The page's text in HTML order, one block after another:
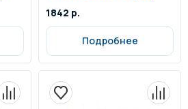
1842 р.
Подробнее